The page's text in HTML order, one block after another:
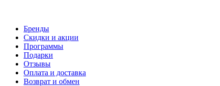
Бренды
Скидки и акции
Программы
Подарки
Отзывы
Оплата и доставка
Возврат и обмен